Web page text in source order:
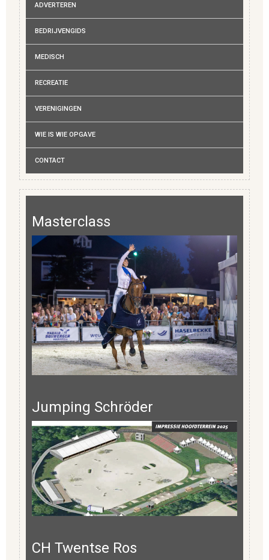
ADVERTEREN
BEDRIJVENGIDS
MEDISCH
RECREATIE
VERENIGINGEN
WIE IS WIE OPGAVE
CONTACT
Masterclass
Jumping Schröder
CH Twentse Ros